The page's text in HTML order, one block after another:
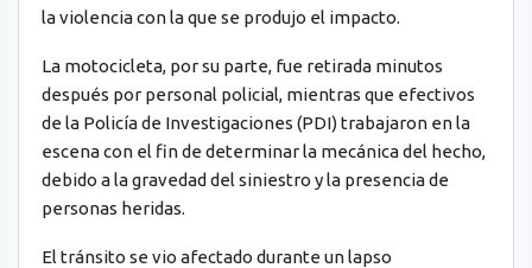
la violencia con la que se produjo el impacto.
La motocicleta, por su parte, fue retirada minutos
después por personal policial, mientras que efectivos
de la Policía de Investigaciones (PDI) trabajaron en la
escena con el fin de determinar la mecánica del hecho,
debido a la gravedad del siniestro y la presencia de
personas heridas.
El tránsito se vio afectado durante un lapso